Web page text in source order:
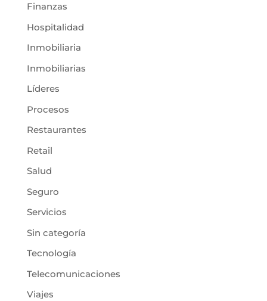
Finanzas
Hospitalidad
Inmobiliaria
Inmobiliarias
Líderes
Procesos
Restaurantes
Retail
Salud
Seguro
Servicios
Sin categoría
Tecnología
Telecomunicaciones
Viajes